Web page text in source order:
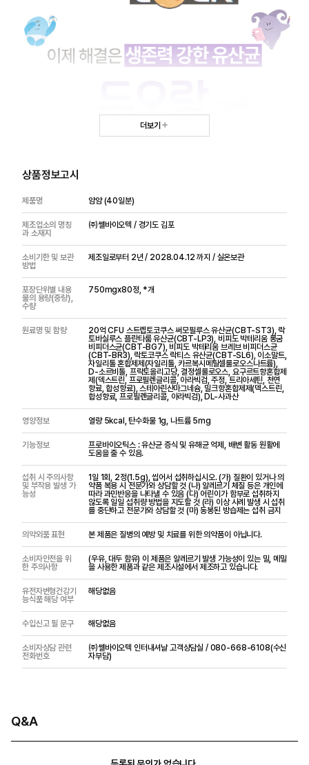
더보기
상품정보고시
제품명 얌얌 (40일분)
제조업소의 명칭
과 소재지
㈜쎌바이오텍 / 경기도 김포
소비기한 및 보관
방법
제조일로부터 2년 / 2028.04.12 까지 / 실온보관
포장단위별 내용
물의 용량(중량),
수량
750mgx80정, *개
원료명 및 함량
20억 CFU 스트렙토코쿠스 써모필루스 유산균(CBT-ST3), 락
토바실루스 플란타룸 유산균(CBT-LP3), 비피도 박테리움 롱굼
비피더스균(CBT-BG7), 비피도 박테리움 브레브 비피더스균
(CBT-BR3), 락토코쿠스 락티스 유산균(CBT-SL6), 이소말트,
자일리톨 혼합제제(자일리톨, 카르복시메틸셀룰로오스나트륨),
D-소르비톨, 프락토올리고당, 결정셀룰로오스, 요구르트향혼합제
제(덱스트린, 프로필렌글리콜, 아라빅검, 주정, 트리아세틴, 천연
향료, 합성향료), 스테아린산마그네슘, 밀크향혼합제제(덱스트린,
합성향료, 프로필렌글리콜, 아라빅검), DL-사과산
영양정보 열량 5kcal, 탄수화물 1g, 나트륨 5mg
기능정보
프로바이오틱스 : 유산균 증식 및 유해균 억제, 배변 활동 원활에
도움을 줄 수 있음.
섭취 시 주의사항
및 부작용 발생 가
능성
1일 1회, 2정(1.5g), 씹어서 섭취하십시오. (가) 질환이 있거나 의
약품 복용 시 전문가와 상담할 것 (나) 알레르기 체질 등은 개인에
따라 과민반응을 나타낼 수 있음 (다) 어린이가 함부로 섭취하지
않도록 일일 섭취량 방법을 지도할 것 (라) 이상 사례 발생 시 섭취
를 중단하고 전문가와 상담할 것 (마) 동봉된 방습제는 섭취 금지
의약외품 표현 본 제품은 질병의 예방 및 치료를 위한 의약품이 아닙니다.
소비자안전을 위
한 주의사항
(우유, 대두 함유) 이 제품은 알레르기 발생 가능성이 있는 밀, 메밀
을 사용한 제품과 같은 제조시설에서 제조하고 있습니다.
유전자변형건강기
능식품 해당 여부
해당없음
수입신고 필 문구 해당없음
소비자상담 관련
전화번호
㈜쎌바이오텍 인터내셔날 고객상담실 / 080-668-6108(수신
자부담)
Q&A